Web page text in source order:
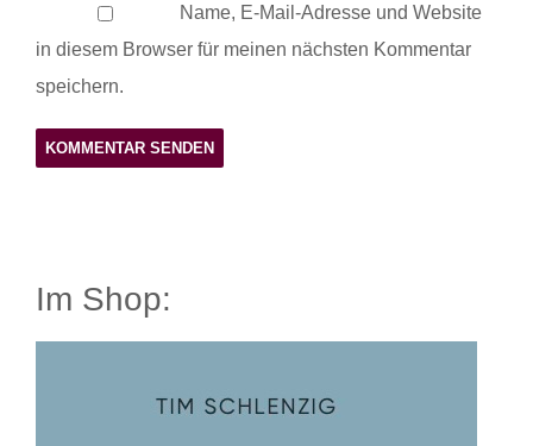
Name, E-Mail-Adresse und Website
in diesem Browser für meinen nächsten Kommentar
speichern.
Im Shop: